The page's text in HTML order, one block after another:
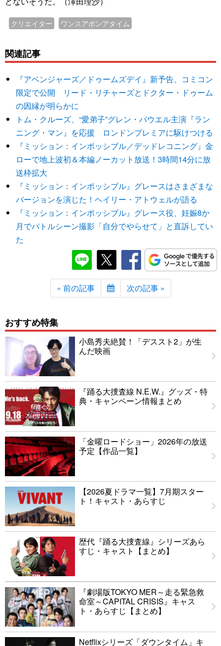
クリエイター ワンスアポンアタイム
関連記事
『アベンジャーズ／ドゥームズデイ』新予告、コミコン
限定で公開 リード・リチャーズとドクター・ドゥーム
の因縁が明らかに
トム・クルーズ、“愛弟子”グレン・パウエル主演『ラン
ニング・マン』を応援 ロンドンプレミアに駆けつける
『ミッション：インポッシブル／デッドレコニング』金
ローで地上波初＆本編ノーカット放送！3時間14分に放
送枠拡大
『ミッション：インポッシブル』グレースはさまざまな
バージョンを演じた！ヘイリー・アトウェルが語る
『ミッション：インポッシブル』グレース役、妊娠8か
月でバトルシーン撮影「自分でやらせて」と直訴してい
た
« 前の記事 次の記事 »
おすすめ特集
小島秀夫絶賛！「デススト2」が生
んだ映画
『踊る大捜査線 N.E.W.』グッズ・特
典・キャンペーン情報まとめ
「金曜ロードショー」2026年の放送
予定【作品一覧】
【2026夏ドラマ一覧】7月期スター
ト！キャスト・あらすじ
歴代『踊る大捜査線』シリーズあら
すじ・キャスト【まとめ】
『劇場版TOKYO MER～走る緊急救
命室～CAPITAL CRISIS』キャス
ト・あらすじ【まとめ】
Netflixシリーズ「ダウンタイム」キ